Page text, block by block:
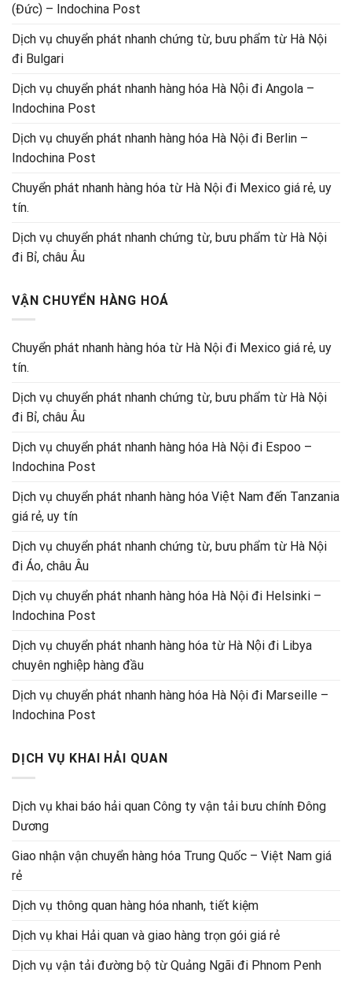
(Đức) – Indochina Post
Dịch vụ chuyển phát nhanh chứng từ, bưu phẩm từ Hà Nội
đi Bulgari
Dịch vụ chuyển phát nhanh hàng hóa Hà Nội đi Angola –
Indochina Post
Dịch vụ chuyển phát nhanh hàng hóa Hà Nội đi Berlin –
Indochina Post
Chuyển phát nhanh hàng hóa từ Hà Nội đi Mexico giá rẻ, uy
tín.
Dịch vụ chuyển phát nhanh chứng từ, bưu phẩm từ Hà Nội
đi Bỉ, châu Âu
VẬN CHUYỂN HÀNG HOÁ
Chuyển phát nhanh hàng hóa từ Hà Nội đi Mexico giá rẻ, uy
tín.
Dịch vụ chuyển phát nhanh chứng từ, bưu phẩm từ Hà Nội
đi Bỉ, châu Âu
Dịch vụ chuyển phát nhanh hàng hóa Hà Nội đi Espoo –
Indochina Post
Dịch vụ chuyển phát nhanh hàng hóa Việt Nam đến Tanzania
giá rẻ, uy tín
Dịch vụ chuyển phát nhanh chứng từ, bưu phẩm từ Hà Nội
đi Áo, châu Âu
Dịch vụ chuyển phát nhanh hàng hóa Hà Nội đi Helsinki –
Indochina Post
Dịch vụ chuyển phát nhanh hàng hóa từ Hà Nội đi Libya
chuyên nghiệp hàng đầu
Dịch vụ chuyển phát nhanh hàng hóa Hà Nội đi Marseille –
Indochina Post
DỊCH VỤ KHAI HẢI QUAN
Dịch vụ khai báo hải quan Công ty vận tải bưu chính Đông
Dương
Giao nhận vận chuyển hàng hóa Trung Quốc – Việt Nam giá
rẻ
Dịch vụ thông quan hàng hóa nhanh, tiết kiệm
Dịch vụ khai Hải quan và giao hàng trọn gói giá rẻ
Dịch vụ vận tải đường bộ từ Quảng Ngãi đi Phnom Penh